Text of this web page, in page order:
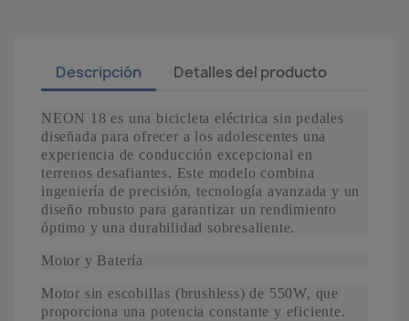
Descripción Detalles del producto
NEON 18 es una bicicleta eléctrica sin pedales
diseñada para ofrecer a los adolescentes una
experiencia de conducción excepcional en
terrenos desafiantes. Este modelo combina
ingeniería de precisión, tecnología avanzada y un
diseño robusto para garantizar un rendimiento
óptimo y una durabilidad sobresaliente.
Motor y Batería
Motor sin escobillas (brushless) de 550W, que
proporciona una potencia constante y eficiente.